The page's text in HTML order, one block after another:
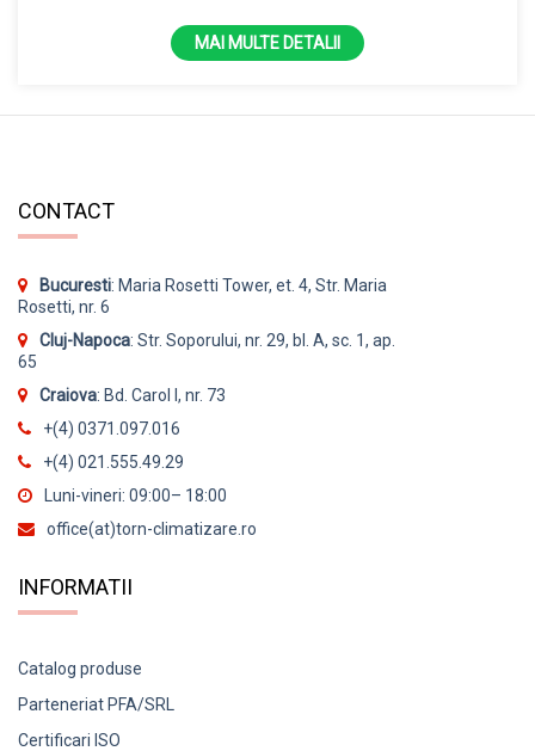
MAI MULTE DETALII
CONTACT
Bucuresti: Maria Rosetti Tower, et. 4, Str. Maria
Rosetti, nr. 6
Cluj-Napoca: Str. Soporului, nr. 29, bl. A, sc. 1, ap.
65
Craiova: Bd. Carol I, nr. 73
+(4) 0371.097.016
+(4) 021.555.49.29
Luni-vineri: 09:00– 18:00
office(at)torn-climatizare.ro
INFORMATII
Catalog produse
Parteneriat PFA/SRL
Certificari ISO